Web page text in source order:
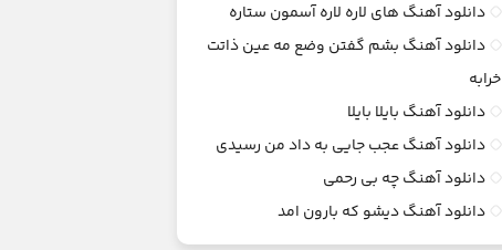
دانلود آهنگ های لاره لاره آسمون ستاره
دانلود آهنگ بشم گفتن وضع مه عین ذاتت
خرابه
دانلود آهنگ بایلا بایلا
دانلود آهنگ عجب جایی به داد من رسیدی
دانلود آهنگ چه بی رحمی
دانلود آهنگ دیشو که بارون امد